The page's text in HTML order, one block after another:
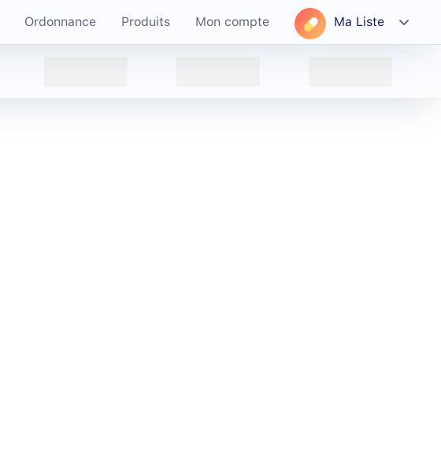
Ordonnance Produits Mon compte Ma Liste